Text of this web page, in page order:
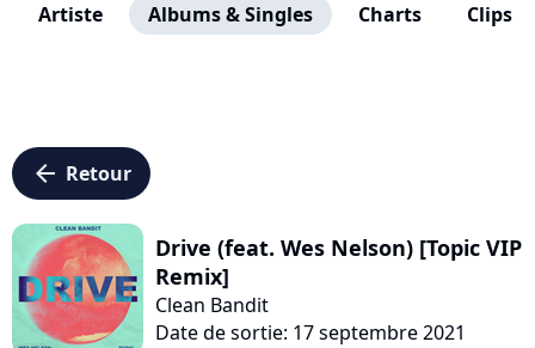
Artiste Albums & Singles Charts Clips
arrow_left Retour
Drive (feat. Wes Nelson) [Topic VIP
Remix]
Clean Bandit
Date de sortie: 17 septembre 2021